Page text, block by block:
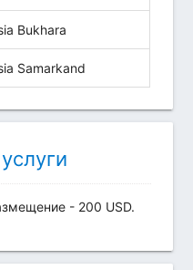
Bukhara
Samarkand
- 200 USD.